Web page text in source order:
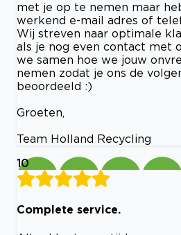
met je op te nemen maar
werkend e-mail adres of
Wij streven naar optimale
als je nog even contact met
we samen hoe we jouw
nemen zodat je ons de
beoordeeld :)
Groeten,
Team Holland Recycling
10
Complete service.